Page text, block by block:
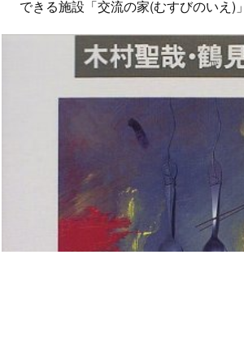
できる施設「交流の家(むすびのいえ